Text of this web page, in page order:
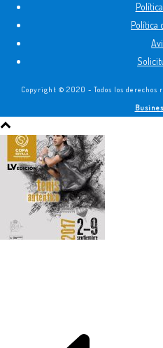
Copyright © 2020 - Todos los derechos
Política